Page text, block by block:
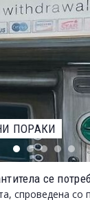
ЗА
се
спроведена